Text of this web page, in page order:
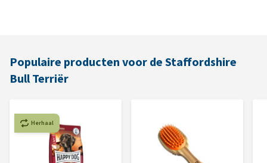
Populaire producten voor de Staffordshire
Bull Terriër
Herhaal